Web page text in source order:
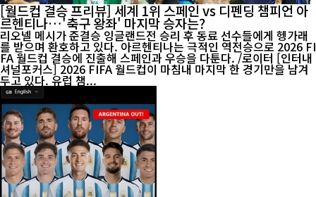
[월드컵 결승 프리뷰] 세계 1위 스페인 vs 디펜딩 챔피언 아
르헨티나…'축구 왕좌' 마지막 승자는?
리오넬 메시가 준결승 잉글랜드전 승리 후 동료 선수들에게 헹가래
를 받으며 환호하고 있다. 아르헨티나는 극적인 역전승으로 2026 FI
FA 월드컵 결승에 진출해 스페인과 우승을 다툰다. /로이터 [인터내
셔널포커스] 2026 FIFA 월드컵이 마침내 마지막 한 경기만을 남겨
두고 있다. 유럽 챔...